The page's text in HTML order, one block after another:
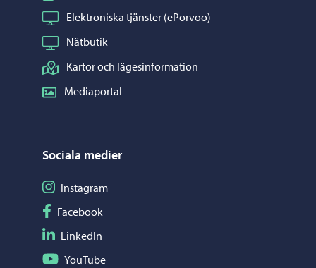
Elektroniska tjänster (ePorvoo)
Nätbutik
Kartor och lägesinformation
Mediaportal
Sociala medier
Följ på Instagram
Instagram
Följ på Facebook
Facebook
Följ på LinkedIn
LinkedIn
Följ på YouTube
YouTube